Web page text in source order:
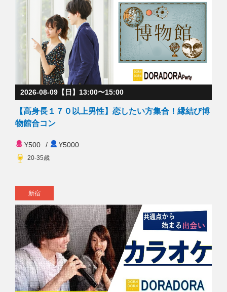
2026-08-09【日】13:00〜15:00
【高身長１７０以上男性】恋したい方集合！縁結び博
物館合コン
¥500 / ¥5000
20-35歳
新宿